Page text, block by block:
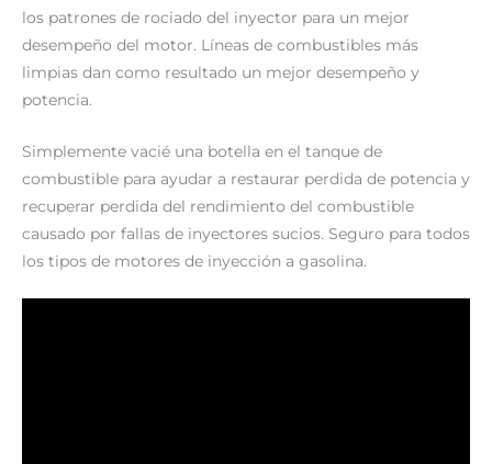
los patrones de rociado del inyector para un mejor
desempeño del motor. Líneas de combustibles más
limpias dan como resultado un mejor desempeño y
potencia.
Simplemente vacié una botella en el tanque de
combustible para ayudar a restaurar perdida de potencia y
recuperar perdida del rendimiento del combustible
causado por fallas de inyectores sucios. Seguro para todos
los tipos de motores de inyección a gasolina.